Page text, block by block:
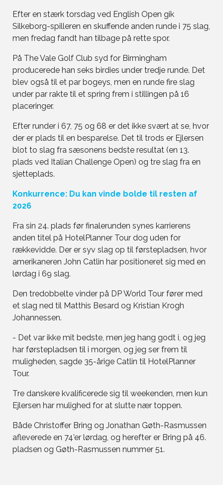
Efter en stærk torsdag ved English Open gik
Silkeborg-spilleren en skuffende anden runde i 75 slag,
men fredag fandt han tilbage på rette spor.
På The Vale Golf Club syd for Birmingham
producerede han seks birdies under tredje runde. Det
blev også til et par bogeys, men en runde fire slag
under par rakte til et spring frem i stillingen på 16
placeringer.
Efter runder i 67, 75 og 68 er det ikke svært at se, hvor
der er plads til en besparelse. Det til trods er Ejlersen
blot to slag fra sæsonens bedste resultat (en 13.
plads ved Italian Challenge Open) og tre slag fra en
sjetteplads.
Konkurrence: Du kan vinde bolde til resten af
2026
Fra sin 24. plads før finalerunden synes karrierens
anden titel på HotelPlanner Tour dog uden for
rækkevidde. Der er syv slag op til førstepladsen, hvor
amerikaneren John Catlin har positioneret sig med en
lørdag i 69 slag.
Den tredobbelte vinder på DP World Tour fører med
et slag ned til Matthis Besard og Kristian Krogh
Johannessen.
- Det var ikke mit bedste, men jeg hang godt i, og jeg
har førstepladsen til i morgen, og jeg ser frem til
muligheden, sagde 35-årige Catlin til HotelPlanner
Tour.
Tre danskere kvalificerede sig til weekenden, men kun
Ejlersen har mulighed for at slutte nær toppen.
Både Christoffer Bring og Jonathan Gøth-Rasmussen
afleverede en 74’er lørdag, og herefter er Bring på 46.
pladsen og Gøth-Rasmussen nummer 51.